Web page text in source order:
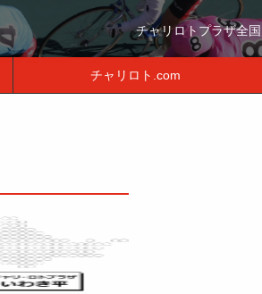
チャリロトプラザ全
チャリロト.com